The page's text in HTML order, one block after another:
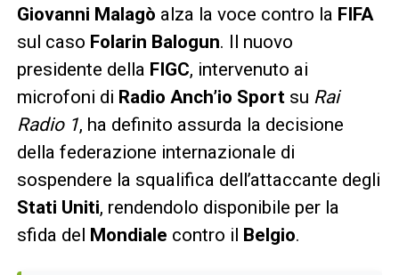
Giovanni Malagò alza la voce contro la FIFA
sul caso Folarin Balogun. Il nuovo
presidente della FIGC, intervenuto ai
microfoni di Radio Anch’io Sportsu Rai
Radio 1, ha definito assurda la decisione
della federazione internazionale di
sospendere la squalifica dell’attaccante degli
Stati Uniti, rendendolo disponibile per la
sfida del
Mondiale contro il Belgio.